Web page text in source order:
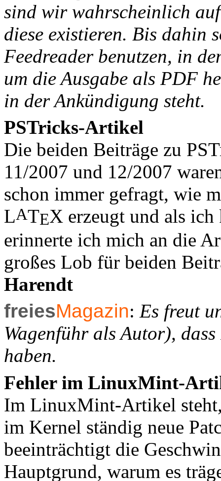
sind wir wahrscheinlich
diese existieren. Bis dahin
Feedreader benutzen, in
um die Ausgabe als PDF
in der Ankündigung steht.
PSTricks-Artikel
Die beiden Beiträge zu
11/2007 und 12/2007
schon immer gefragt, wie
LATEX erzeugt und als
erinnerte ich mich an die
großes Lob für beiden
Harendt
freiesMagazin: Es freut
Wagenführ als Autor),
haben.
Fehler im LinuxMint-
Im LinuxMint-Artikel
im Kernel ständig neue
beeinträchtigt die
Hauptgrund, warum es